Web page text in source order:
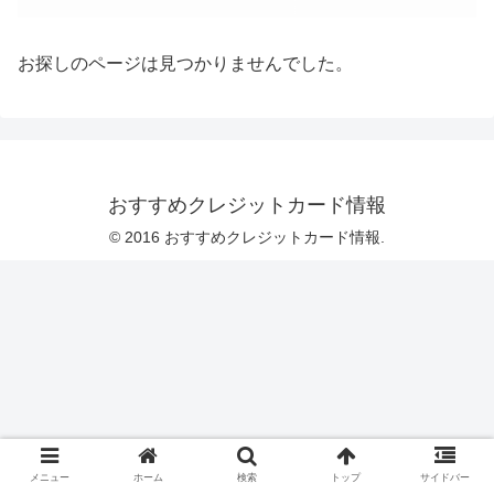
お探しのページは見つかりませんでした。
おすすめクレジットカード情報
© 2016 おすすめクレジットカード情報.
メニュー ホーム 検索 トップ サイドバー